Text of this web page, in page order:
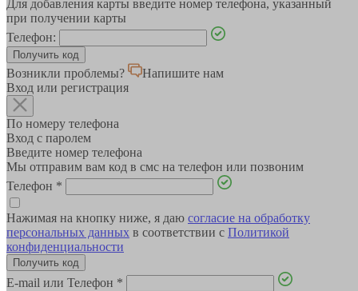
Для добавления карты введите номер телефона, указанный
при получении карты
Телефон:
Возникли проблемы?
Напишите нам
Вход или регистрация
По номеру телефона
Вход с паролем
Введите номер телефона
Мы отправим вам код в смс на телефон или позвоним
Телефон *
Нажимая на кнопку ниже, я даю согласие на обработку
персональных данных в соответствии с Политикой
конфиденциальности
E-mail или Телефон *